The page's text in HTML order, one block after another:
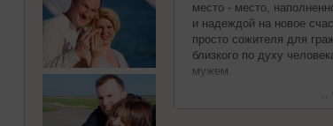
место - место,
и надеждой на новое
просто сожителя для
близкого по духу
мужем.
..